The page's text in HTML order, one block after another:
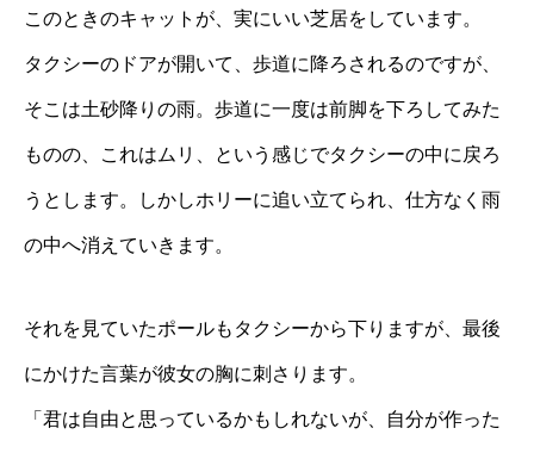
このときのキャットが、実にいい芝居をしています。
タクシーのドアが開いて、歩道に降ろされるのですが、
そこは土砂降りの雨。歩道に一度は前脚を下ろしてみた
ものの、これはムリ、という感じでタクシーの中に戻ろ
うとします。しかしホリーに追い立てられ、仕方なく雨
の中へ消えていきます。
それを見ていたポールもタクシーから下りますが、最後
にかけた言葉が彼女の胸に刺さります。
「君は自由と思っているかもしれないが、自分が作った